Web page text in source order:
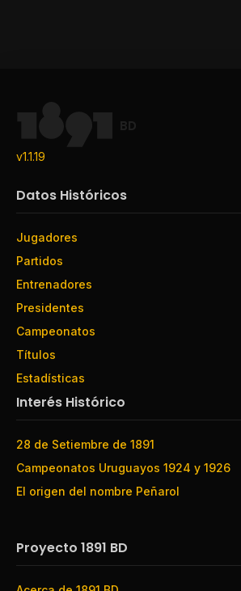
BD
v1.1.19
Datos Históricos
Jugadores
Partidos
Entrenadores
Presidentes
Campeonatos
Títulos
Estadísticas
Interés Histórico
28 de Setiembre de 1891
Campeonatos Uruguayos 1924 y 1926
El origen del nombre Peñarol
Proyecto 1891 BD